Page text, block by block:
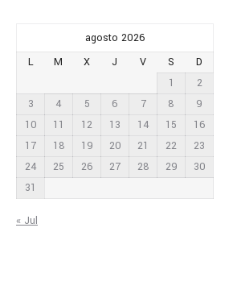
agosto 2026
L
M X J V S
D
1
2
3
4 5 6 7 8
9
10
11 12 13 14 15
16
17
18 19 20 21 22
23
24
25 26 27 28 29
30
31
« Jul